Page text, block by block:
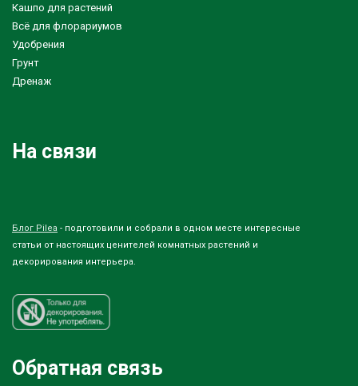
Кашпо для растений
Всё для флорариумов
Удобрения
Грунт
Дренаж
На связи
Блог Pilea - подготовили и собрали в одном месте интересные
статьи от настоящих ценителей комнатных растений и
декорирования интерьера.
Обратная связь